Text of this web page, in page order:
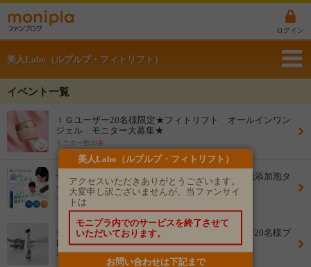
ログイン
美人Labo（ルプルプ・フィトリフト）
イベント一覧
ＩＧユーザー20名様限定★フィトリフト オールインワン
ジェル モニター大募集★
モニター数20名
★50名様プレゼント★新商品モニター大募集★無添加泡タ
イプの白髪染め！
モニター数
★新商品モデル大募集★ルプルプ携帯白髪隠し★20名様プ
レゼント★
美人Labo（ルプルプ・フィトリフト）
アクセスいただきありがとうございます。
大変申し訳ございませんが、当ファンサイ
トは
モニプラ内でのサービスを終了させて
いただいております。
お問い合わせは下記まで